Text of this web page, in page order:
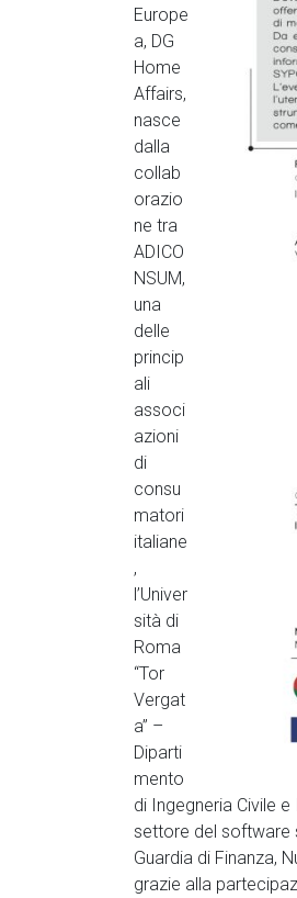
Europe
a, DG
Home
Affairs,
nasce
dalla
collab
orazio
ne tra
ADICO
NSUM,
una
delle
princip
ali
associ
azioni
di
consu
matori
italiane
,
l’Univer
sità di
Roma
“Tor
Vergat
a” –
Diparti
mento
di Ingegneria Civile
settore del software
Guardia di Finanza,
grazie alla